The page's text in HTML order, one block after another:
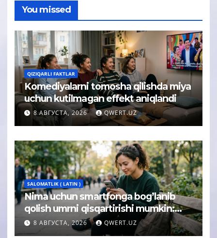
You missed
QIZIQARLI FAKTLAR
Komediyalarni tomosha qilishda miya
uchun kutilmagan effekt aniqlandi
8 АВГУСТА, 2026 QWERT.UZ
SALOMATLIK ( LATIN )
Nima uchun smartfonga bog’lanib
qolish umrni qisqartirishi mumkin:
psixolog javobi
8 АВГУСТА, 2026 QWERT.UZ